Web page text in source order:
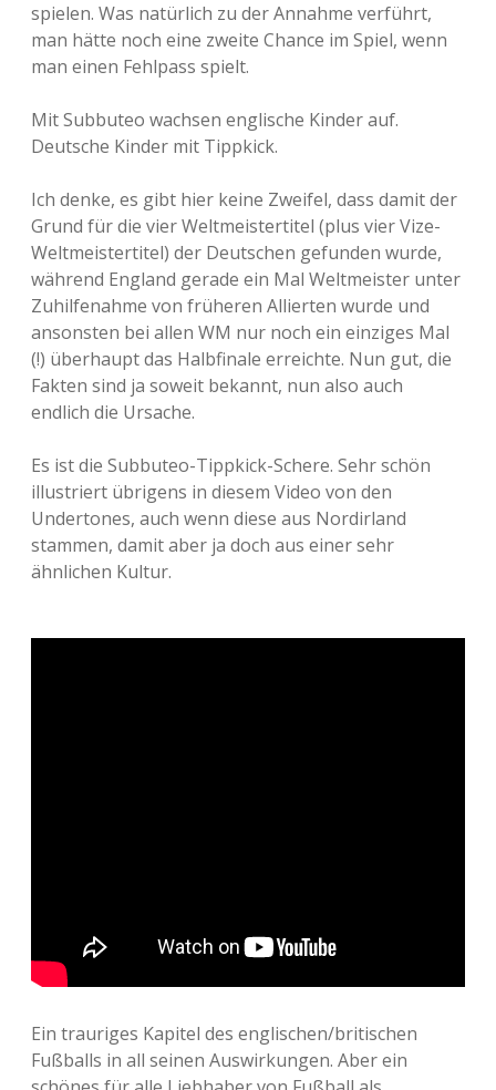
spielen. Was natürlich zu der Annahme verführt,
man hätte noch eine zweite Chance im Spiel, wenn
man einen Fehlpass spielt.
Mit Subbuteo wachsen englische Kinder auf.
Deutsche Kinder mit Tippkick.
Ich denke, es gibt hier keine Zweifel, dass damit der
Grund für die vier Weltmeistertitel (plus vier Vize-
Weltmeistertitel) der Deutschen gefunden wurde,
während England gerade ein Mal Weltmeister unter
Zuhilfenahme von früheren Allierten wurde und
ansonsten bei allen WM nur noch ein einziges Mal
(!) überhaupt das Halbfinale erreichte. Nun gut, die
Fakten sind ja soweit bekannt, nun also auch
endlich die Ursache.
Es ist die Subbuteo-Tippkick-Schere. Sehr schön
illustriert übrigens in diesem Video von den
Undertones, auch wenn diese aus Nordirland
stammen, damit aber ja doch aus einer sehr
ähnlichen Kultur.
Ein trauriges Kapitel des englischen/britischen
Fußballs in all seinen Auswirkungen. Aber ein